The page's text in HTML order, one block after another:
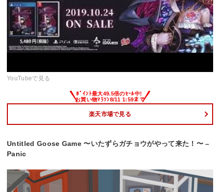
YouTubeで見る
楽天市場で見る
Untitled Goose Game 〜いたずらガチョウがやって来た！〜 –
Panic